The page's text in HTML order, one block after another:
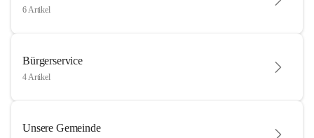
6 Artikel
Bürgerservice
4 Artikel
Unsere Gemeinde